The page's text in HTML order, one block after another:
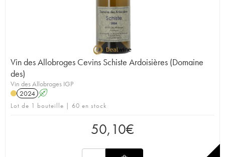
Vin des Allobroges Cevins Schiste Ardoisières (Domaine
des)
Vin des Allobroges IGP
2024 A
Lot de 1 bouteille | 60 en stock
50,10€